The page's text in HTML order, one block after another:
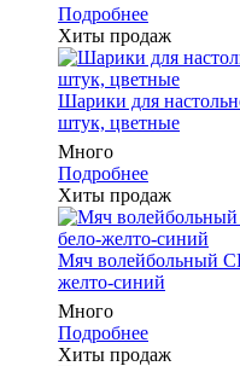
Подробнее
Хиты продаж
Шарики для
штук, цветные
Много
Подробнее
Хиты продаж
Мяч волейбольный
желто-синий
Много
Подробнее
Хиты продаж